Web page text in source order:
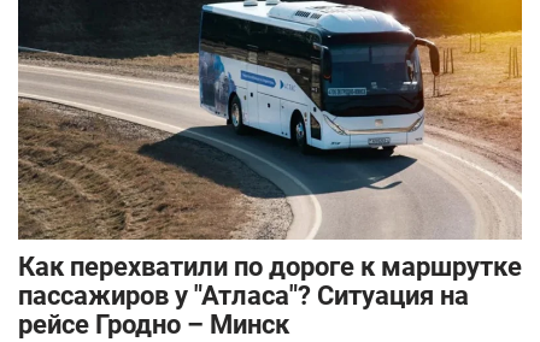
Как перехватили по дороге к маршрутке
пассажиров у "Атласа"? Ситуация на
рейсе Гродно – Минск